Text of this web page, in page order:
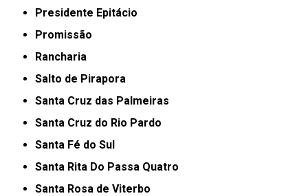
Presidente Epitácio
Promissão
Rancharia
Salto de Pirapora
Santa Cruz das Palmeiras
Santa Cruz do Rio Pardo
Santa Fé do Sul
Santa Rita Do Passa Quatro
Santa Rosa de Viterbo